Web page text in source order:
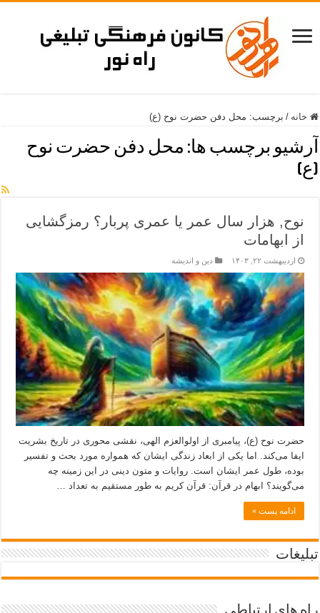
خانه / برچسب: محل دفن حضرت نوح (ع)
آرشیو برچسب ها: محل دفن حضرت نوح
(ع)
نوح, هزار سال عمر یا عمری پربار؟ رمزگشایی
از ابهامات
اردیبهشت ۲۲, ۱۴۰۳ دین و اندیشه
حضرت نوح (ع)، پیامبری از اولوالعزم الهی، نقشی محوری در تاریخ بشریت
ایفا می‌کند. اما یکی از ابعاد زندگی ایشان که همواره مورد بحث و تفسیر
بوده، طول عمر ایشان است. روایات و متون دینی در این زمینه چه
می‌گویند؟ ابهام در قرآن: قرآن کریم به طور مستقیم به تعداد …
ادامه پست »
تبلیغات